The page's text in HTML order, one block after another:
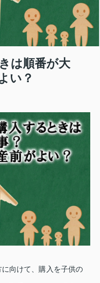
は順番が大
い？
向けて、購入を子供の